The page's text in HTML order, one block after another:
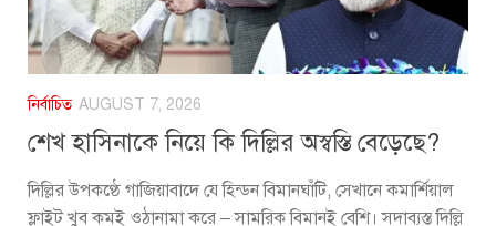
নির্বাচিত AUGUST 7, 2026
শেখ হাসিনাকে নিয়ে কি দিল্লির অস্বস্তি বেড়েছে?
দিল্লির উপকণ্ঠে গাজিয়াবাদে যে হিন্ডন বিমানঘাঁটি, সেখানে কমার্শিয়াল
ফ্লাইট খুব কমই ওঠানামা করে – সামরিক বিমানই বেশি। সদাব্যস্ত দিল্লি